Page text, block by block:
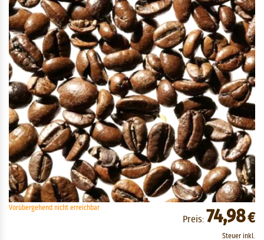
Vorübergehend nicht erreichbar
Preis: 74,98€
Steuer inkl.